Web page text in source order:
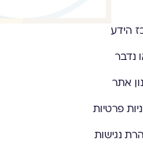
הידע
נדבר
אתר
פרטיות
נגישות